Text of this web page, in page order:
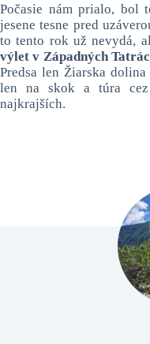
Počasie nám prialo, bol
jesene tesne pred
to tento rok už nevydá,
výlet v Západných
Predsa len Žiarska
len na skok a túra
najkrajších.